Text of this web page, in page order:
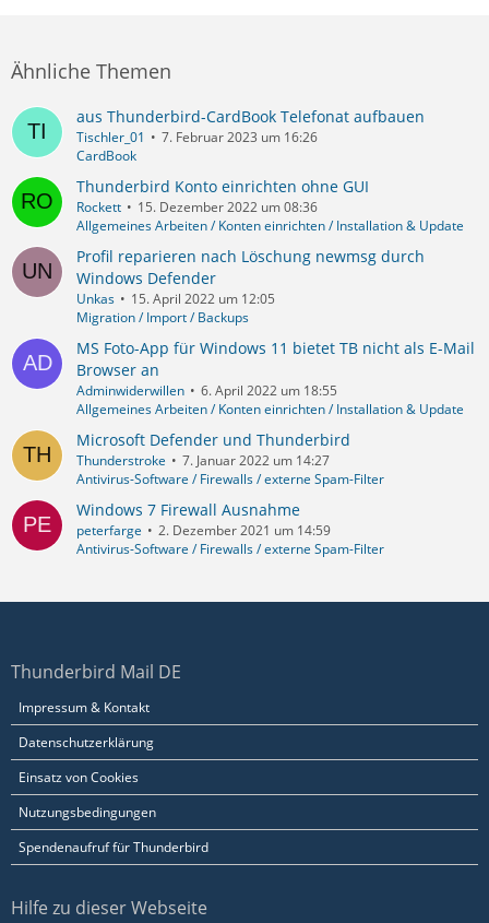
Ähnliche Themen
aus Thunderbird-CardBook Telefonat aufbauen
Tischler_01
7. Februar 2023 um 16:26
CardBook
Thunderbird Konto einrichten ohne GUI
Rockett
15. Dezember 2022 um 08:36
Allgemeines Arbeiten / Konten einrichten / Installation & Update
Profil reparieren nach Löschung newmsg durch
Windows Defender
Unkas
15. April 2022 um 12:05
Migration / Import / Backups
MS Foto-App für Windows 11 bietet TB nicht als E-Mail
Browser an
Adminwiderwillen
6. April 2022 um 18:55
Allgemeines Arbeiten / Konten einrichten / Installation & Update
Microsoft Defender und Thunderbird
Thunderstroke
7. Januar 2022 um 14:27
Antivirus-Software / Firewalls / externe Spam-Filter
Windows 7 Firewall Ausnahme
peterfarge
2. Dezember 2021 um 14:59
Antivirus-Software / Firewalls / externe Spam-Filter
Thunderbird Mail DE
Impressum & Kontakt
Datenschutzerklärung
Einsatz von Cookies
Nutzungsbedingungen
Spendenaufruf für Thunderbird
Hilfe zu dieser Webseite